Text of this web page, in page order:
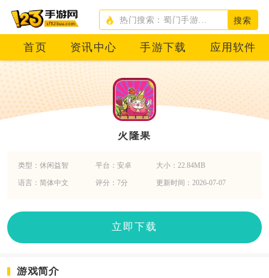
搜索
首页 资讯中心 手游下载 应用软件
火隆果
类型：休闲益智 平台：安卓 大小：22.84MB
语言：简体中文 评分：7分 更新时间：2026-07-07
立即下载
游戏简介